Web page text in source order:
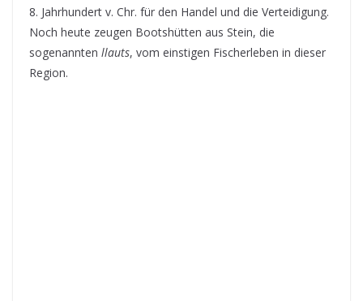
8. Jahrhundert v. Chr. für den Handel und die Verteidigung.
Noch heute zeugen Bootshütten aus Stein, die
sogenannten llauts, vom einstigen Fischerleben in dieser
Region.